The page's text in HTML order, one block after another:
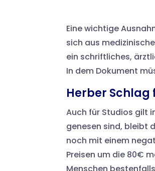
Eine wichtige
sich aus
ein schriftliches,
In dem Dokument
Herber
Auch für Studios gilt
genesen sind, bleibt
noch mit einem
Preisen um die 80€